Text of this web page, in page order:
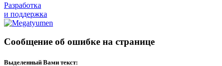
Разработка
и поддержка
Сообщение об ошибке на странице
Выделенный Вами текст: